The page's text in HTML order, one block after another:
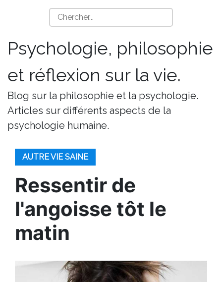
Psychologie, philosophie
et réflexion sur la vie.
Blog sur la philosophie et la psychologie.
Articles sur différents aspects de la
psychologie humaine.
AUTRE VIE SAINE
Ressentir de
l'angoisse tôt le
matin